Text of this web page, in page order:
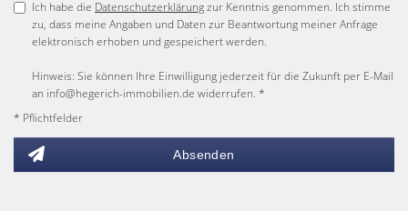
Ich habe die Datenschutzerklärungzur Kenntnis genommen. Ich stimme
zu, dass meine Angaben und Daten zur Beantwortung meiner Anfrage
elektronisch erhoben und gespeichert werden.
Hinweis: Sie können Ihre Einwilligung jederzeit für die Zukunft per E-Mail
an info@hegerich-immobilien.de widerrufen. *
* Pflichtfelder
Absenden